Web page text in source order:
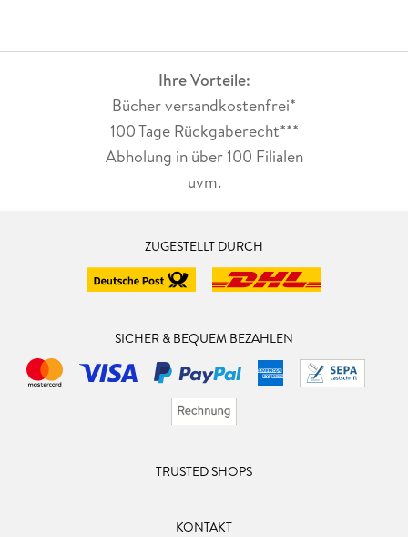
Ihre Vorteile:
Bücher versandkostenfrei*
100 Tage Rückgaberecht***
Abholung in über 100 Filialen
uvm.
ZUGESTELLT DURCH
SICHER & BEQUEM BEZAHLEN
TRUSTED SHOPS
KONTAKT